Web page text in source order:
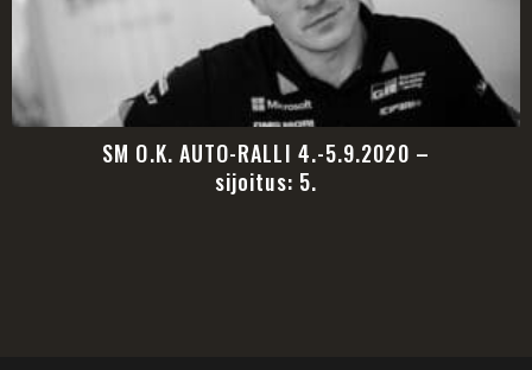
SM O.K. AUTO-RALLI 4.-5.9.2020 –
sijoitus: 5.